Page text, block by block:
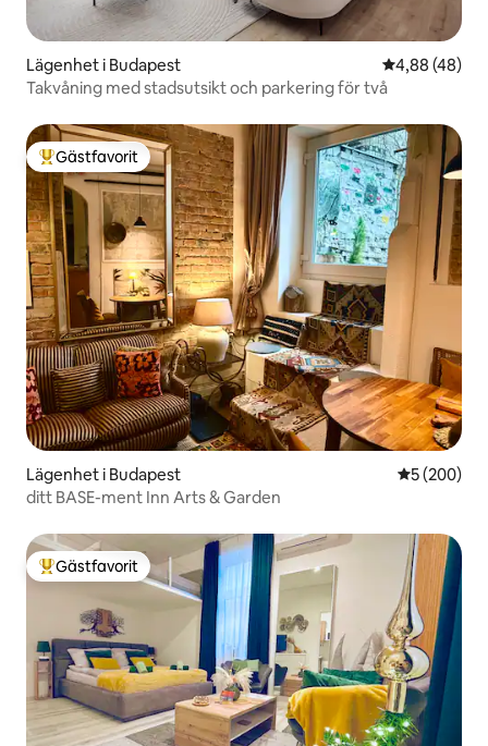
Lägenhet i Budapest 4,88 av 5 i
4,88 (48)
Takvåning med stadsutsikt och parkering för två
Populär gästfavorit
Gästfavorit
Lägenhet i Budapest 5 av 5 i
5 (200)
ditt BASE-ment Inn Arts & Garden
Populär gästfavorit
Gästfavorit